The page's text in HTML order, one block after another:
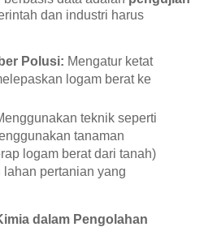
dan industri harus
Polusi: Mengatur ketat
logam berat ke
teknik seperti
tanaman
logam berat dari tanah)
pertanian yang
dalam Pengolahan